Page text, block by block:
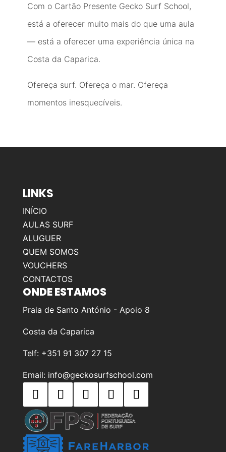
Com o Cartão Presente Gecko Surf School,
está a oferecer muito mais do que uma aula
— está a oferecer uma experiência única na
Costa da Caparica.
Ofereça surf. Ofereça o mar. Ofereça
momentos inesquecíveis.
LINKS
INÍCIO
AULAS SURF
ALUGUER
QUEM SOMOS
VOUCHERS
CONTACTOS
ONDE ESTAMOS
Praia de Santo António - Apoio 8
Costa da Caparica
Telf: +351 91 307 27 15
Email: info@geckosurfschool.com